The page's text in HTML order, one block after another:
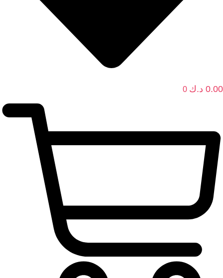
0.00 د.ك 0